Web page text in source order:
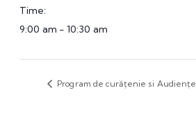
Time:
9:00 am - 10:30 am
Program de curățenie si Audiențe